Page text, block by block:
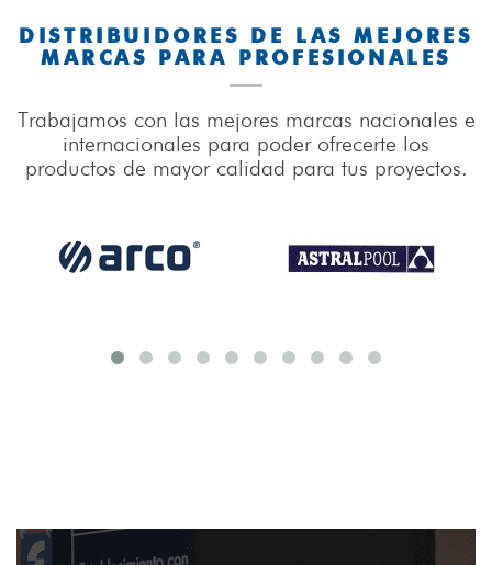
DISTRIBUIDORES DE LAS MEJORES
MARCAS PARA PROFESIONALES
Trabajamos con las mejores marcas nacionales e
internacionales para poder ofrecerte los
productos de mayor calidad para tus proyectos.